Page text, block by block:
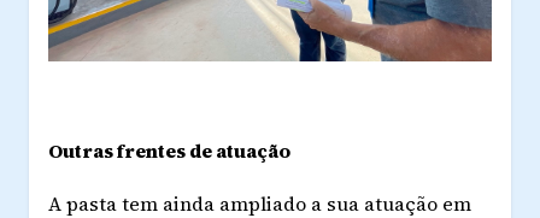
Outras frentes de atuação
A pasta tem ainda ampliado a sua atuação em